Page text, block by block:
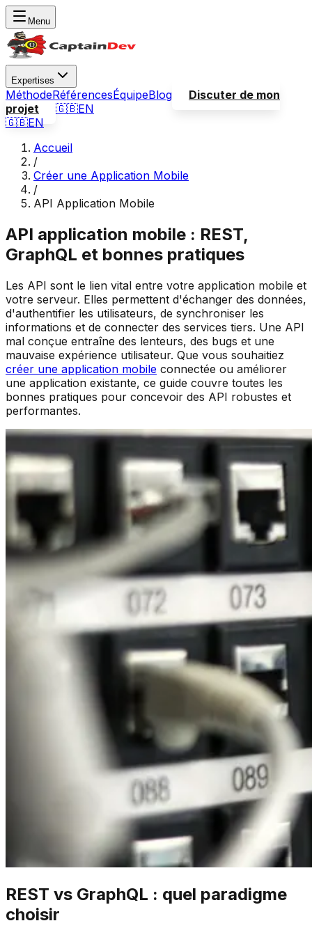
Menu
Expertises
MéthodeRéférencesÉquipeBlog
Discuter de mon
projet
🇬🇧EN
🇬🇧EN
Accueil
/
Créer une Application Mobile
/
API Application Mobile
API application mobile : REST,
GraphQL et bonnes pratiques
Les API sont le lien vital entre votre application mobile et
votre serveur. Elles permettent d'échanger des données,
d'authentifier les utilisateurs, de synchroniser les
informations et de connecter des services tiers. Une API
mal conçue entraîne des lenteurs, des bugs et une
mauvaise expérience utilisateur. Que vous souhaitiez
créer une application mobile connectée ou améliorer
une application existante, ce guide couvre toutes les
bonnes pratiques pour concevoir des API robustes et
performantes.
REST vs GraphQL : quel paradigme
choisir